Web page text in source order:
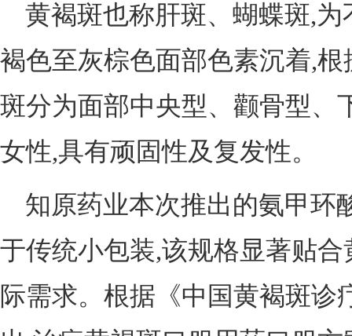
黄褐斑也称肝斑、蝴蝶斑,
褐色至灰棕色面部色素沉着,
斑分为面部中央型、颧骨型、
女性,具有顽固性及复发性。
知原药业本次推出的氨甲环
于传统小包装,该规格显著贴
际需求。根据《中国黄褐斑诊